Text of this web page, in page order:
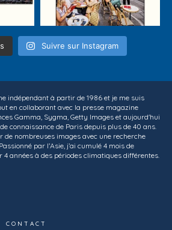
Suivre sur Instagram
indépendant à partir de 1986 et je me suis
en collaborant avec la presse magazine
Gamma, Sygma, Getty Images et aujourd'hui
connaissance de Paris depuis plus de 40 ans.
de nombreuses images avec une recherche
par l’Asie, j’ai cumulé 4 mois de
années à des périodes climatiques différentes.
CONTACT